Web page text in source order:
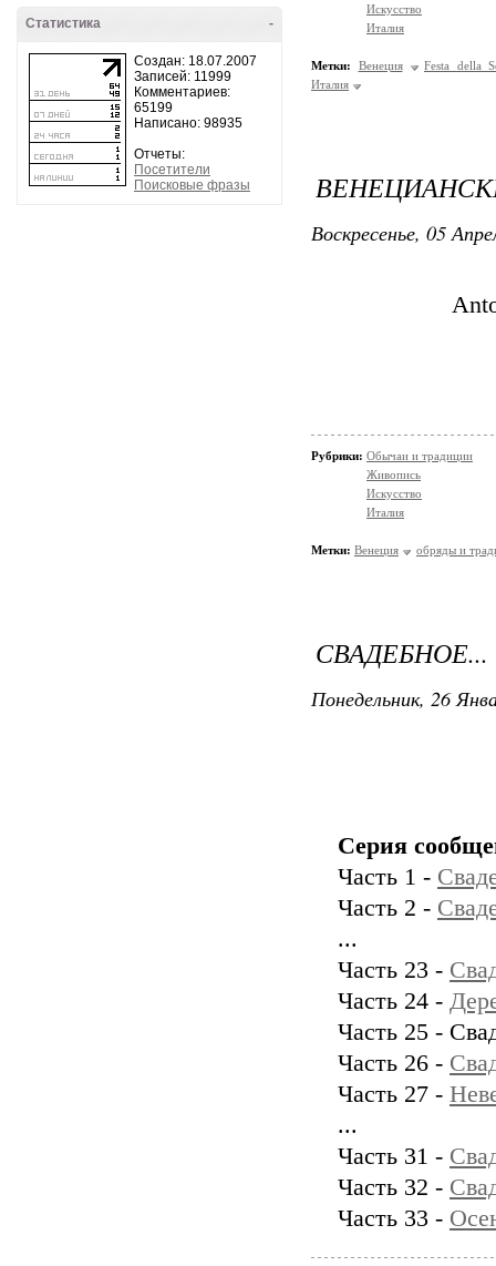
-
Статистика
Создан: 18.07.2007
Записей: 11999
Комментариев:
65199
Написано: 98935
Отчеты:
Посетители
Поисковые фразы
Искусство
Италия
Метки: Венеция
Festa della
Италия
Воскресенье, 05
Рубрики: Обычаи и традиции
Живопись
Искусство
Италия
Метки: Венеция обряды и
СВАДЕБНОЕ...
Понедельник, 26
Серия
Часть 1 -
Часть 2 -
...
Часть 23 -
Часть 24 -
Часть 25 -
Часть 26 -
Часть 27 -
...
Часть 31 -
Часть 32 -
Часть 33 -